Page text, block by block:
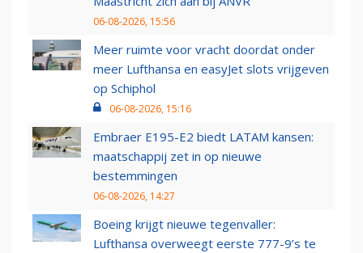
06-08-2026, 15:56
Meer ruimte voor vracht doordat onder
meer Lufthansa en easyJet slots vrijgeven
op Schiphol
06-08-2026, 15:16
Embraer E195-E2 biedt LATAM kansen:
maatschappij zet in op nieuwe
bestemmingen
06-08-2026, 14:27
Boeing krijgt nieuwe tegenvaller:
Lufthansa overweegt eerste 777-9’s te